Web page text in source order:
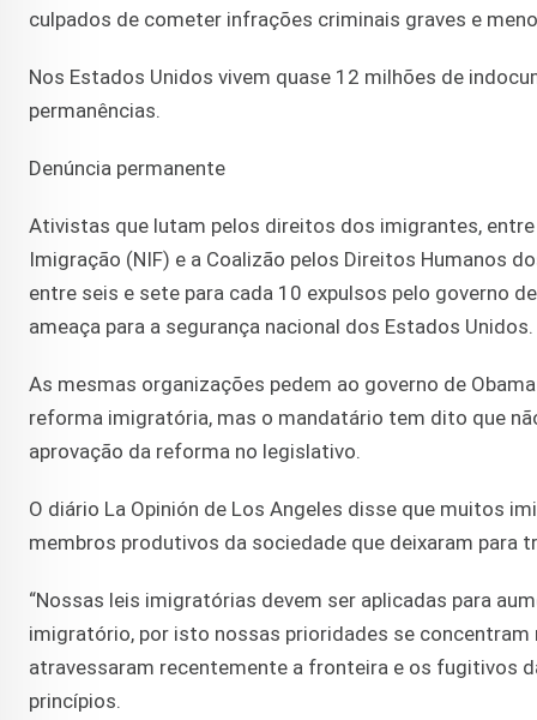
culpados de cometer infrações criminais graves e
Nos Estados Unidos vivem quase 12 milhões de
permanências.
Denúncia permanente
Ativistas que lutam pelos direitos dos imigrantes, entre
Imigração (NIF) e a Coalizão pelos Direitos Humanos
entre seis e sete para cada 10 expulsos pelo governo
ameaça para a segurança nacional dos Estados Unidos.
As mesmas organizações pedem ao governo de
reforma imigratória, mas o mandatário tem dito que
aprovação da reforma no legislativo.
O diário La Opinión de Los Angeles disse que muitos
membros produtivos da sociedade que deixaram para
“Nossas leis imigratórias devem ser aplicadas para
imigratório, por isto nossas prioridades se
atravessaram recentemente a fronteira e os fugitivos
princípios.